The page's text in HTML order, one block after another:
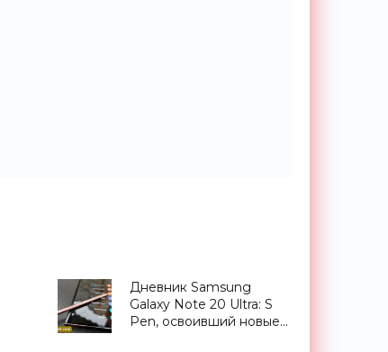
Дневник Samsung
Galaxy Note 20 Ultra: S
Pen, освоивший новые